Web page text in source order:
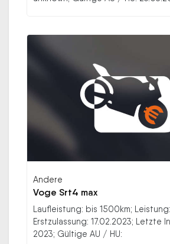
Andere
Voge Srt4 max
Laufleistung: bis 1500km;
Erstzulassung: 17.02.2023; Letzte
2023; Gültige AU / HU: